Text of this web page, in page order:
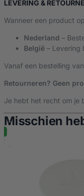
LEVERING &
Wanneer een product
Nederland –
België – Levering
Vanaf een bestelling
Retourneren? Geen
Je hebt het recht om je
Misschien